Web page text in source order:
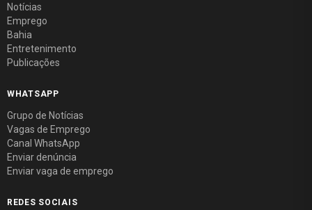
Notícias
Emprego
Bahia
Entretenimento
Publicações
WHATSAPP
Grupo de Notícias
Vagas de Emprego
Canal WhatsApp
Enviar denúncia
Enviar vaga de emprego
REDES SOCIAIS